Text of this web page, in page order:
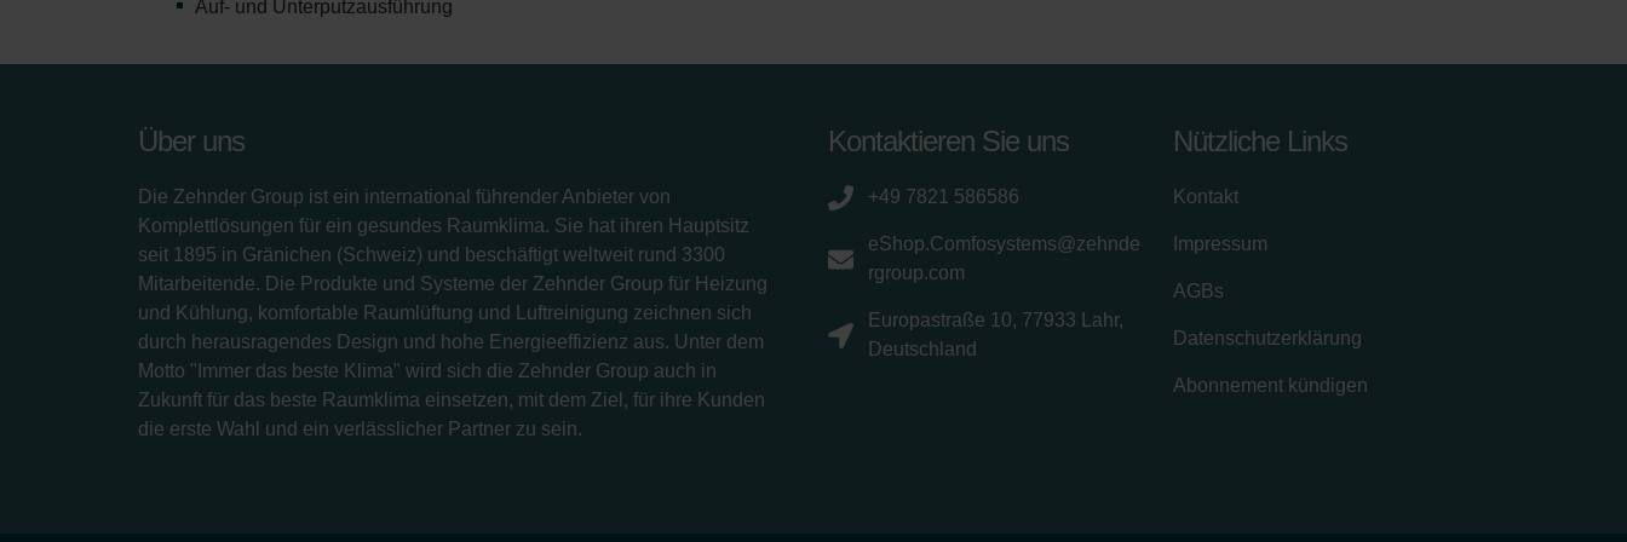
Auf- und Unterputzausführung
Über uns
Die Zehnder Group ist ein international führender Anbieter von
Komplettlösungen für ein gesundes Raumklima. Sie hat ihren Hauptsitz
seit 1895 in Gränichen (Schweiz) und beschäftigt weltweit rund 3300
Mitarbeitende. Die Produkte und Systeme der Zehnder Group für Heizung
und Kühlung, komfortable Raumlüftung und Luftreinigung zeichnen sich
durch herausragendes Design und hohe Energieeffizienz aus. Unter dem
Motto "Immer das beste Klima" wird sich die Zehnder Group auch in
Zukunft für das beste Raumklima einsetzen, mit dem Ziel, für ihre Kunden
die erste Wahl und ein verlässlicher Partner zu sein.
Kontaktieren Sie uns
+49 7821 586586
eShop.Comfosystems@zehnde
rgroup.com
Europastraße 10, 77933 Lahr,
Deutschland
Nützliche Links
Kontakt
Impressum
AGBs
Datenschutzerklärung
Abonnement kündigen